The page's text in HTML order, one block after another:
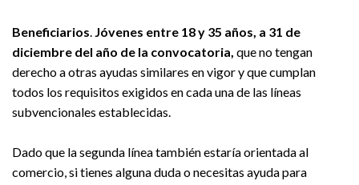
Beneficiarios. Jóvenes entre 18y 35 años, a 31 de
diciembre del año de la convocatoria, quenotengan
derechoaotras ayudas similares envigoryquecumplan
todos los requisitos exigidos encadaunade las líneas
subvencionales establecidas.
Dadoque lasegunda líneatambiénestaríaorientadaal
comercio,sitienes algunadudaonecesitas ayudapara